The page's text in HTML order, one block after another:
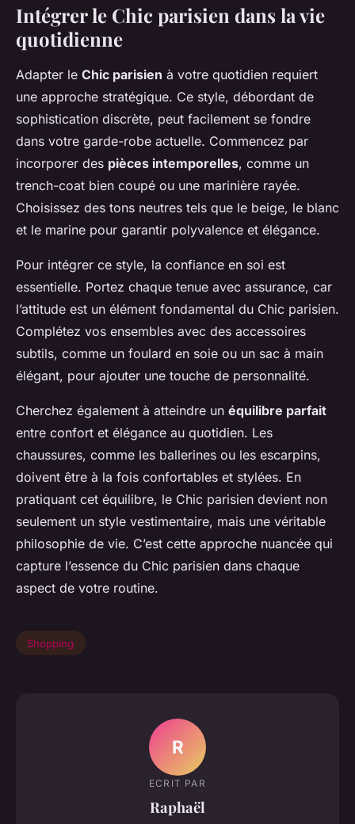
Intégrer le Chic parisien dans la vie
quotidienne
Adapter le Chic parisien à votre quotidien requiert
une approche stratégique. Ce style, débordant de
sophistication discrète, peut facilement se fondre
dans votre garde-robe actuelle. Commencez par
incorporer des pièces intemporelles, comme un
trench-coat bien coupé ou une marinière rayée.
Choisissez des tons neutres tels que le beige, le blanc
et le marine pour garantir polyvalence et élégance.
Pour intégrer ce style, la confiance en soi est
essentielle. Portez chaque tenue avec assurance, car
l’attitude est un élément fondamental du Chic parisien.
Complétez vos ensembles avec des accessoires
subtils, comme un foulard en soie ou un sac à main
élégant, pour ajouter une touche de personnalité.
Cherchez également à atteindre un équilibre parfait
entre confort et élégance au quotidien. Les
chaussures, comme les ballerines ou les escarpins,
doivent être à la fois confortables et stylées. En
pratiquant cet équilibre, le Chic parisien devient non
seulement un style vestimentaire, mais une véritable
philosophie de vie. C’est cette approche nuancée qui
capture l’essence du Chic parisien dans chaque
aspect de votre routine.
Shopping
R
ECRIT PAR
Raphaël